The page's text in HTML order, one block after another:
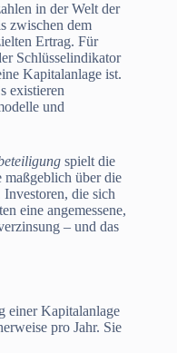
in der Welt der
zwischen dem
Ertrag. Für
Schlüsselindikator
Kapitalanlage ist.
existieren
und
spielt die
maßgeblich über die
die sich
eine angemessene,
– und das
einer Kapitalanlage
pro Jahr. Sie